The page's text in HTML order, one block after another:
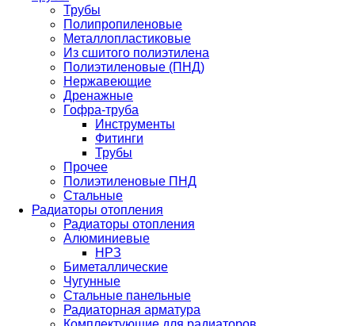
Трубы
Полипропиленовые
Металлопластиковые
Из сшитого полиэтилена
Полиэтиленовые (ПНД)
Нержавеющие
Дренажные
Гофра-труба
Инструменты
Фитинги
Трубы
Прочее
Полиэтиленовые ПНД
Стальные
Радиаторы отопления
Радиаторы отопления
Алюминиевые
НРЗ
Биметаллические
Чугунные
Стальные панельные
Радиаторная арматура